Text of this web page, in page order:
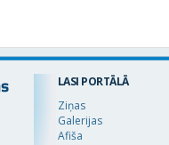
LASI PORTĀLĀ
Ziņas
Galerijas
Afiša